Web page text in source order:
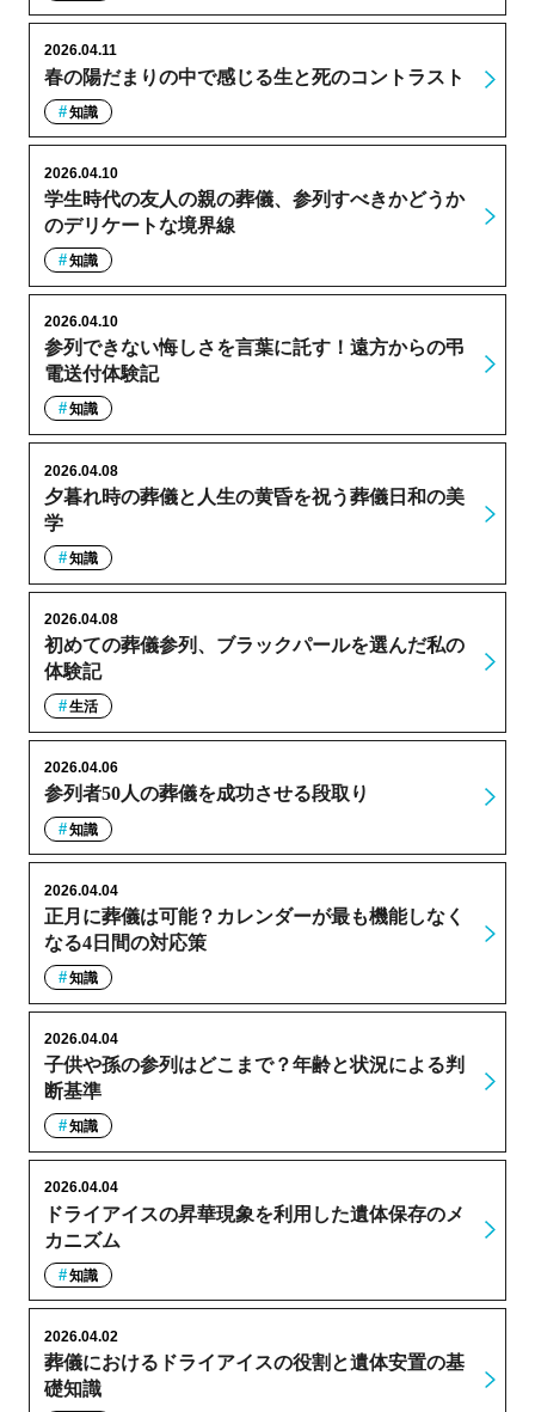
春の陽だまりの中で感じる生と死のコントラスト
2026.04.11
知識
学生時代の友人の親の葬儀、参列すべきかどうか
のデリケートな境界線
2026.04.10
知識
参列できない悔しさを言葉に託す！遠方からの弔
電送付体験記
2026.04.10
知識
夕暮れ時の葬儀と人生の黄昏を祝う葬儀日和の美
学
2026.04.08
知識
初めての葬儀参列、ブラックパールを選んだ私の
体験記
2026.04.08
生活
参列者50人の葬儀を成功させる段取り
2026.04.06
知識
正月に葬儀は可能？カレンダーが最も機能しなく
なる4日間の対応策
2026.04.04
知識
子供や孫の参列はどこまで？年齢と状況による判
断基準
2026.04.04
知識
ドライアイスの昇華現象を利用した遺体保存のメ
カニズム
2026.04.04
知識
葬儀におけるドライアイスの役割と遺体安置の基
礎知識
2026.04.02